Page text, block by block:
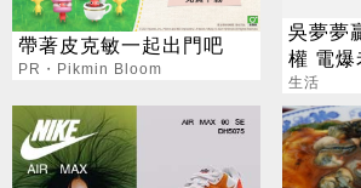
帶著皮克敏一起出門吧
PR・Pikmin Bloom
吳夢夢
權 電爆
生活